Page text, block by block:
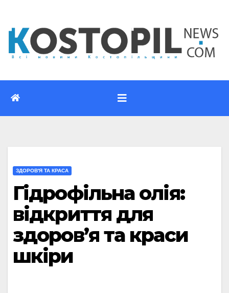
вмісту
ЗДОРОВ'Я ТА КРАСА
Гідрофільна олія:
відкриття для
здоров’я та краси
шкіри